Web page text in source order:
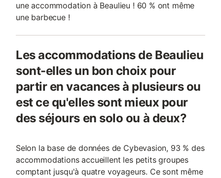
une accommodation à Beaulieu ! 60 % ont même
une barbecue !
Les accommodations de Beaulieu
sont-elles un bon choix pour
partir en vacances à plusieurs ou
est ce qu'elles sont mieux pour
des séjours en solo ou à deux?
Selon la base de données de Cybevasion, 93 % des
accommodations accueillent les petits groupes
comptant jusqu'à quatre voyageurs. Ce sont même